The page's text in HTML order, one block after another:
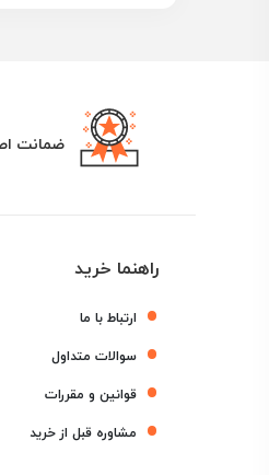
ضمانت
راهنما خرید
ارتباط با ما
سوالات متداول
قوانین و مقررات
مشاوره قبل از خرید